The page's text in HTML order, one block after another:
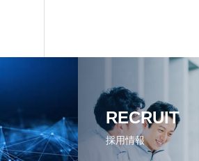
RECRUIT
採用情報